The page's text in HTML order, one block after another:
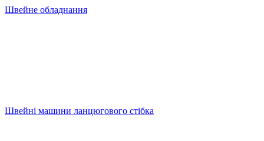
Швейне обладнання
Швейні машини ланцюгового стібка